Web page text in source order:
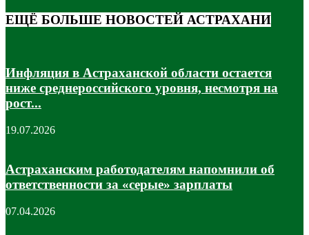
ЕЩЁ БОЛЬШЕ НОВОСТЕЙ АСТРАХАНИ
Инфляция в Астраханской области остается
ниже среднероссийского уровня, несмотря на
рост...
19.07.2026
Астраханским работодателям напомнили об
ответственности за «серые» зарплаты
07.04.2026